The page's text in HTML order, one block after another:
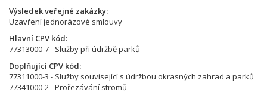
Výsledek veřejné zakázky
Uzavření jednorázové smlouvy
Hlavní CPV kód
77313000-7 - Služby při údržbě parků
Doplňující CPV kód
77311000-3 - Služby související s údržbou okrasných zahrad a parků
77341000-2 - Prořezávání stromů